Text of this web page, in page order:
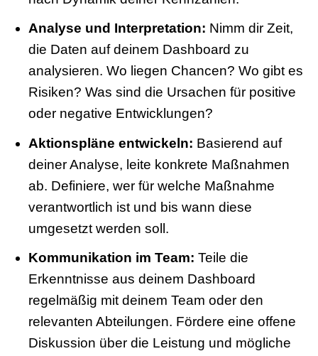
Analyse und Interpretation: Nimm dir Zeit,
die Daten auf deinem Dashboard zu
analysieren. Wo liegen Chancen? Wo gibt es
Risiken? Was sind die Ursachen für positive
oder negative Entwicklungen?
Aktionspläne entwickeln: Basierend auf
deiner Analyse, leite konkrete Maßnahmen
ab. Definiere, wer für welche Maßnahme
verantwortlich ist und bis wann diese
umgesetzt werden soll.
Kommunikation im Team: Teile die
Erkenntnisse aus deinem Dashboard
regelmäßig mit deinem Team oder den
relevanten Abteilungen. Fördere eine offene
Diskussion über die Leistung und mögliche